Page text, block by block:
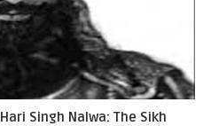
|Hari Singh Nalwa: The Sikh